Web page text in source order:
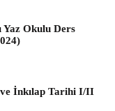
Yaz Okulu Ders
İnkılap Tarihi I/II